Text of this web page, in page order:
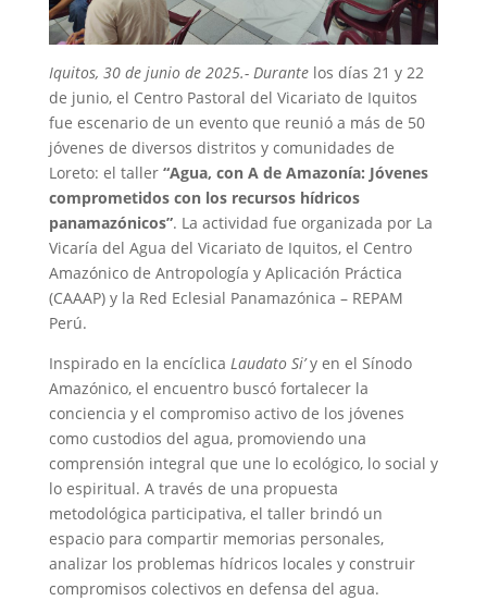
Iquitos, 30 de junio de 2025.- Durantelos días 21 y 22
de junio, el Centro Pastoral del Vicariato de Iquitos
fue escenario de un evento que reunió a más de 50
jóvenes de diversos distritos y comunidades de
Loreto: el taller “Agua, con A de Amazonía: Jóvenes
comprometidos con los recursos hídricos
panamazónicos”. La actividad fue organizada por La
Vicaría del Agua del Vicariato de Iquitos, el Centro
Amazónico de Antropología y Aplicación Práctica
(CAAAP) y la Red Eclesial Panamazónica – REPAM
Perú.
Inspirado en la encíclica Laudato Si’y en el Sínodo
Amazónico, el encuentro buscó fortalecer la
conciencia y el compromiso activo de los jóvenes
como custodios del agua, promoviendo una
comprensión integral que une lo ecológico, lo social y
lo espiritual. A través de una propuesta
metodológica participativa, el taller brindó un
espacio para compartir memorias personales,
analizar los problemas hídricos locales y construir
compromisos colectivos en defensa del agua.